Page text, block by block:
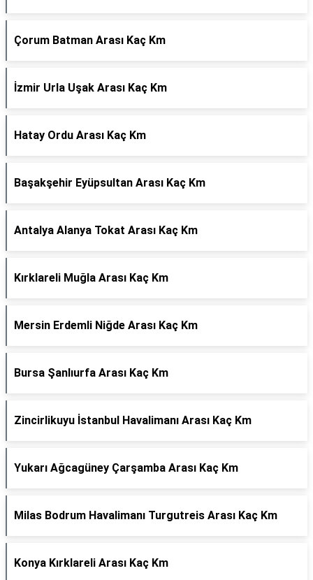
Çorum Batman Arası Kaç Km
İzmir Urla Uşak Arası Kaç Km
Hatay Ordu Arası Kaç Km
Başakşehir Eyüpsultan Arası Kaç Km
Antalya Alanya Tokat Arası Kaç Km
Kırklareli Muğla Arası Kaç Km
Mersin Erdemli Niğde Arası Kaç Km
Bursa Şanlıurfa Arası Kaç Km
Zincirlikuyu İstanbul Havalimanı Arası Kaç Km
Yukarı Ağcagüney Çarşamba Arası Kaç Km
Milas Bodrum Havalimanı Turgutreis Arası Kaç Km
Konya Kırklareli Arası Kaç Km